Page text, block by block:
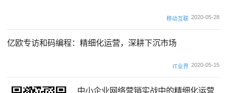
移动互联 2020-05-28
亿欧专访和码编程：精细化运营，深耕下沉市场
IT业界 2020-05-15
中小企业网络营销实战中的精细化运营